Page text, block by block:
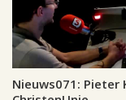
Nieuws071: